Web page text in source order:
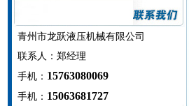
青州市龙跃液压机械有限公司
联系人：郑经理
手机： 15763080069
手机： 15063681727